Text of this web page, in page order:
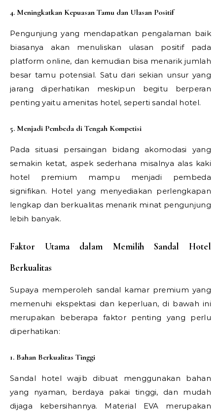
4. Meningkatkan Kepuasan Tamu dan Ulasan Positif
Pengunjung yang mendapatkan pengalaman baik
biasanya akan menuliskan ulasan positif pada
platform online, dan kemudian bisa menarik jumlah
besar tamu potensial. Satu dari sekian unsur yang
jarang diperhatikan meskipun begitu berperan
penting yaitu amenitas hotel, seperti sandal hotel.
5. Menjadi Pembeda di Tengah Kompetisi
Pada situasi persaingan bidang akomodasi yang
semakin ketat, aspek sederhana misalnya alas kaki
hotel premium mampu menjadi pembeda
signifikan. Hotel yang menyediakan perlengkapan
lengkap dan berkualitas menarik minat pengunjung
lebih banyak.
Faktor Utama dalam Memilih Sandal Hotel
Berkualitas
Supaya memperoleh sandal kamar premium yang
memenuhi ekspektasi dan keperluan, di bawah ini
merupakan beberapa faktor penting yang perlu
diperhatikan:
1. Bahan Berkualitas Tinggi
Sandal hotel wajib dibuat menggunakan bahan
yang nyaman, berdaya pakai tinggi, dan mudah
dijaga kebersihannya. Material EVA merupakan